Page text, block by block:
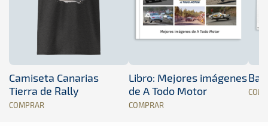
Camiseta Canarias
Tierra de Rally
COMPRAR
Libro: Mejores imágenes
de A Todo Motor
COMPRAR